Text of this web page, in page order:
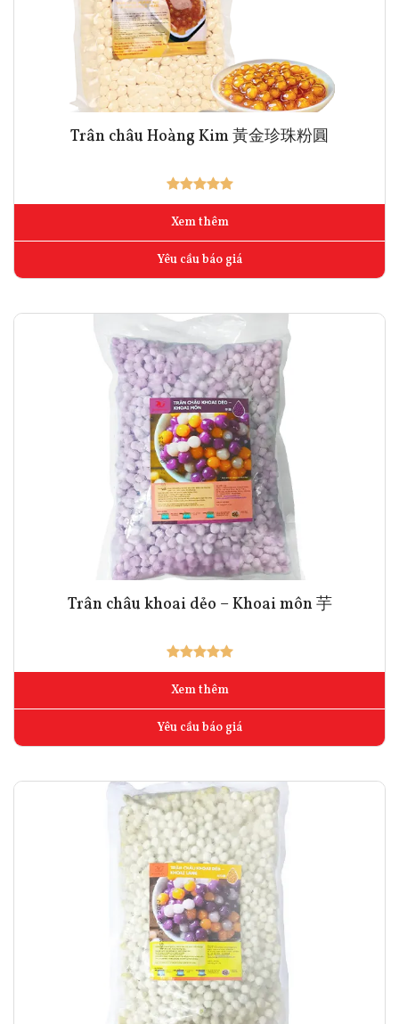
Trân châu Hoàng Kim 黃金珍珠粉圓
Xem thêm
Yêu cầu báo giá
Trân châu khoai dẻo – Khoai môn 芋
Xem thêm
Yêu cầu báo giá